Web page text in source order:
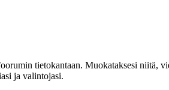
tietokantaan. Muokataksesi
ja valintojasi.